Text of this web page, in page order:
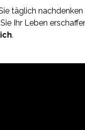
täglich
Ihr Leben
.